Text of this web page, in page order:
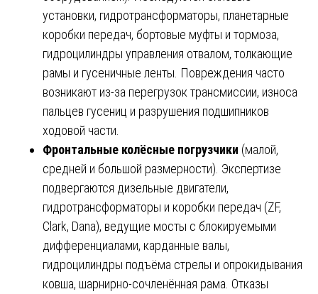
установки, гидротрансформаторы, планетарные
коробки передач, бортовые муфты и тормоза,
гидроцилиндры управления отвалом, толкающие
рамы и гусеничные ленты. Повреждения часто
возникают из-за перегрузок трансмиссии, износа
пальцев гусениц и разрушения подшипников
ходовой части.
Фронтальные колёсные погрузчики (малой,
средней и большой размерности). Экспертизе
подвергаются дизельные двигатели,
гидротрансформаторы и коробки передач (ZF,
Clark, Dana), ведущие мосты с блокируемыми
дифференциалами, карданные валы,
гидроцилиндры подъёма стрелы и опрокидывания
ковша, шарнирно-сочленённая рама. Отказы